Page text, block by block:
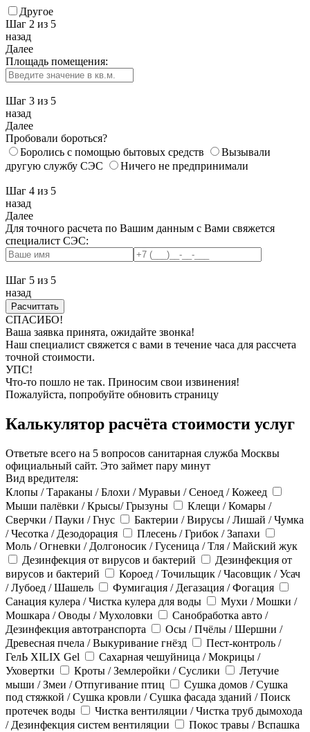
Другое
Шаг 2 из 5
назад
Далее
Площадь помещения:
Шаг 3 из 5
назад
Далее
Пробовали бороться?
Боролись с помощью бытовых средств
Вызывали
другую службу СЭС
Ничего не предпринимали
Шаг 4 из 5
назад
Далее
Для точного расчета по Вашим данным с Вами свяжется
специалист СЭС:
Шаг 5 из 5
назад
СПАСИБО!
Ваша заявка принята, ожидайте звонка!
Наш специалист свяжется с вами в течение часа для рассчета
точной стоимости.
УПС!
Что-то пошло не так. Приносим свои извинения!
Пожалуйста, попробуйте обновить страницу
Калькулятор расчёта стоимости услуг
Ответьте всего на 5 вопросов санитарная служба Москвы
официальный сайт. Это займет пару минут
Вид вредителя:
Клопы / Тараканы / Блохи / Муравьи / Сеноед / Кожеед
Мыши палёвки / Крысы/ Грызуны
Клещи / Комары /
Сверчки / Пауки / Гнус
Бактерии / Вирусы / Лишай / Чумка
/ Чесотка / Дезодорация
Плесень / Грибок / Запахи
Моль / Огневки / Долгоносик / Гусеница / Тля / Майский жук
Дезинфекция от вирусов и бактерий
Дезинфекция от
вирусов и бактерий
Короед / Точильщик / Часовщик / Усач
/ Лубоед / Шашель
Фумигация / Дегазация / Фогация
Санация кулера / Чистка кулера для воды
Мухи / Мошки /
Мошкара / Оводы / Мухоловки
Санобработка авто /
Дезинфекция автотранспорта
Осы / Пчёлы / Шершни /
Древесная пчела / Выкуривание гнёзд
Пест-контроль /
ГелЬ XILIX Gel
Сахарная чешуйница / Мокрицы /
Уховертки
Кроты / Землеройки / Суслики
Летучие
мыши / Змеи / Отпугивание птиц
Сушка домов / Сушка
под стяжкой / Сушка кровли / Сушка фасада зданий / Поиск
протечек воды
Чистка вентиляции / Чистка труб дымохода
/ Дезинфекция систем вентиляции
Покос травы / Вспашка